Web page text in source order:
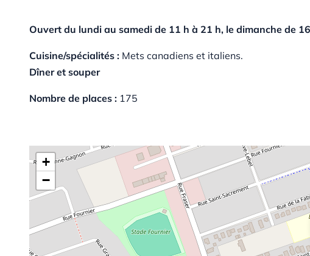
Ouvert du lundi au samedi de 11 h à 21 h, le dimanche de
Cuisine/spécialités : Mets canadiens et italiens.
Dîner et souper
Nombre de places : 175
+
−